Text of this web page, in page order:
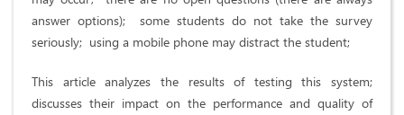
answer options); some students do not take the survey
seriously; using a mobile phone may distract the student;
This article analyzes the results of testing this system;
discusses their impact on the performance and quality of